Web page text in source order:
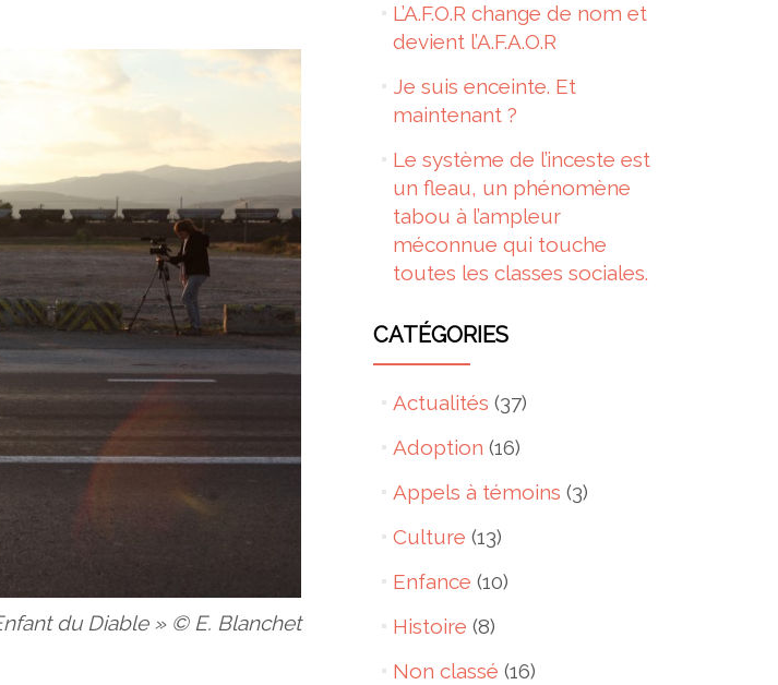
du Diable » © E. Blanchet
L’A.F.O.R change de nom et
devient l’A.F.A.O.R
Je suis enceinte. Et
maintenant ?
Le système de l’inceste est
un fleau, un phénomène
tabou à l’ampleur
méconnue qui touche
toutes les classes sociales.
CATÉGORIES
Actualités (37)
Adoption (16)
Appels à témoins (3)
Culture (13)
Enfance (10)
Histoire (8)
Non classé (16)